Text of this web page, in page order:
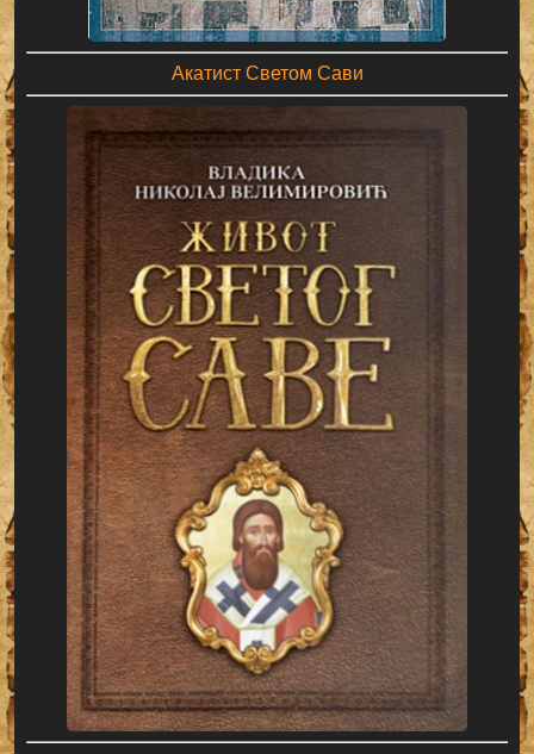
Акатист Светом Сави